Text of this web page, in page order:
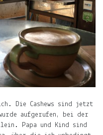
Die Cashews sind jetzt
aufgerufen, bei der
Papa und Kind sind